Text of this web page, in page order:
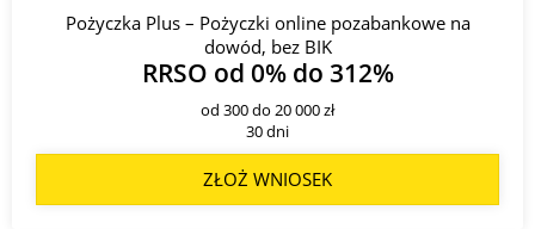
Pożyczka Plus – Pożyczki online pozabankowe na
dowód, bez BIK
RRSO od 0% do 312%
od 300 do 20 000 zł
30 dni
ZŁOŻ WNIOSEK